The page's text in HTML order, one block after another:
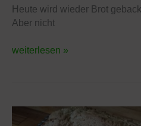
Heute wird wieder Brot
Aber nicht
Made
easy
weiterlesen »